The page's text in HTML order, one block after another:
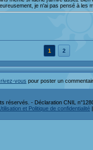
je n'ai pas pensé à les
1 2
vous pour poster un
réservés. - Déclaration CNIL
et Politique de confidentialité